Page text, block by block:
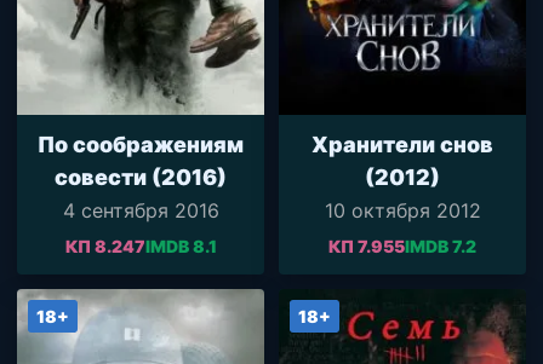
По соображениям
совести (2016)
4 сентября 2016
КП 8.247IMDB 8.1
Хранители снов
(2012)
10 октября 2012
КП 7.955IMDB 7.2
18+ 18+